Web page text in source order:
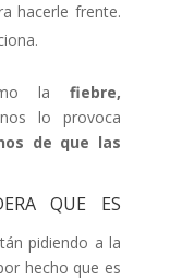
hacerle frente.
lafiebre,
lo provoca
de que las
QUE ES
pidiendo a la
hecho que es